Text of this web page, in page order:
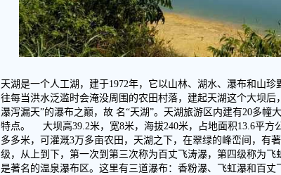
天湖是一个人工湖，建于1972年，它以山林、湖水、瀑布和山珍
往每当洪水泛滥时会淹没周围的农田村落，建起天湖这个大坝
瀑泻漏天”的瀑布之巅，故 名“天湖”。天湖旅游区内建有20多幢
特点。 大坝高39.2米，宽8米，海拔240米，占地面积13.6平方
多多米，可灌溉3万多亩农田，天湖之下，在翠绿的峰峦间，有
级，从上到下，第一次到第三次称为百丈飞涛瀑，第四级称为
是著名的温泉瀑布区。这里有三道瀑布：香粉瀑、飞虹瀑和百丈